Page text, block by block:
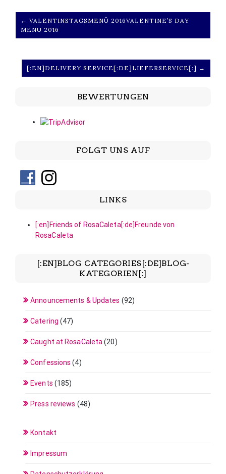
← VALENTINSTAGSMENÜ 2016VALENTINE’S DAY
MENU 2016
[:EN]DELIVERY SERVICE[:DE]LIEFERSERVICE[:] →
BEWERTUNGEN
FOLGT UNS AUF
LINKS
[:en]Friends of RosaCaleta[:de]Freunde von
RosaCaleta
[:EN]BLOG CATEGORIES[:DE]BLOG-
KATEGORIEN[:]
Announcements & Updates (92)
Catering (47)
Caught at RosaCaleta (20)
Confessions (4)
Events (185)
Press reviews (48)
Kontakt
Impressum